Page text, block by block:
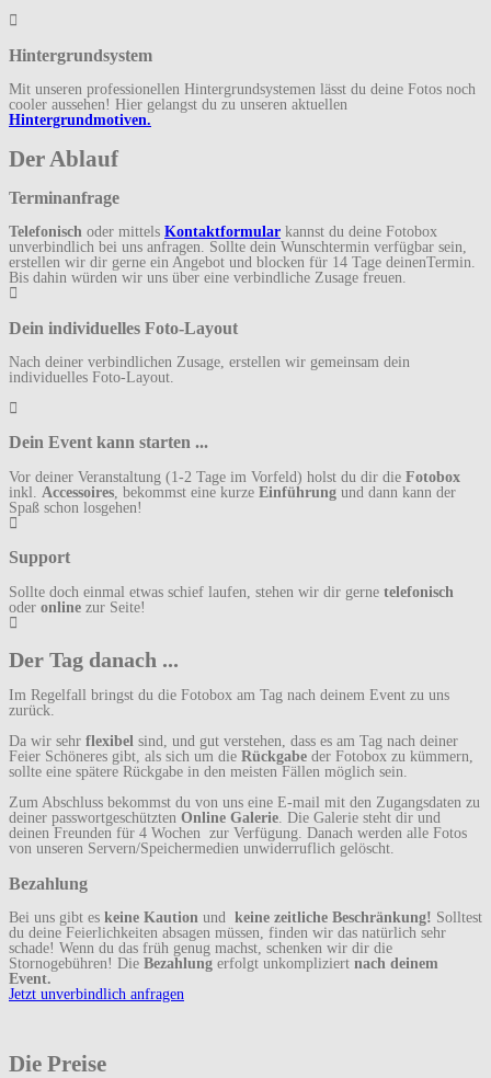
Hintergrundsystem
Mit unseren professionellen Hintergrundsystemen lässt du deine Fotos noch
cooler aussehen! Hier gelangst du zu unseren aktuellen
Hintergrundmotiven.
Der Ablauf
Terminanfrage
Telefonisch oder mittels Kontaktformular kannst du deine Fotobox
unverbindlich bei uns anfragen. Sollte dein Wunschtermin verfügbar sein,
erstellen wir dir gerne ein Angebot und blocken für 14 Tage deinenTermin.
Bis dahin würden wir uns über eine verbindliche Zusage freuen.
Dein individuelles Foto-Layout
Nach deiner verbindlichen Zusage, erstellen wir gemeinsam dein
individuelles Foto-Layout.
Dein Event kann starten ...
Vor deiner Veranstaltung (1-2 Tage im Vorfeld) holst du dir die Fotobox
inkl. Accessoires , bekommst eine kurze Einführung und dann kann der
Spaß schon losgehen!
Support
Sollte doch einmal etwas schief laufen, stehen wir dir gerne telefonisch
oder online zur Seite!
Der Tag danach ...
Im Regelfall bringst du die Fotobox am Tag nach deinem Event zu uns
zurück.
Da wir sehr flexibel sind, und gut verstehen, dass es am Tag nach deiner
Feier Schöneres gibt, als sich um die Rückgabe der Fotobox zu kümmern,
sollte eine spätere Rückgabe in den meisten Fällen möglich sein.
Zum Abschluss bekommst du von uns eine E-mail mit den Zugangsdaten zu
deiner passwortgeschützten Online Galerie. Die Galerie steht dir und
deinen Freunden für 4 Wochen zur Verfügung. Danach werden alle Fotos
von unseren Servern/Speichermedien unwiderruflich gelöscht.
Bezahlung
Bei uns gibt es keine Kaution und keine zeitliche Beschränkung! Solltest
du deine Feierlichkeiten absagen müssen, finden wir das natürlich sehr
schade! Wenn du das früh genug machst, schenken wir dir die
Stornogebühren! Die Bezahlung erfolgt unkompliziert nach deinem
Event.
Jetzt unverbindlich anfragen
Die Preise